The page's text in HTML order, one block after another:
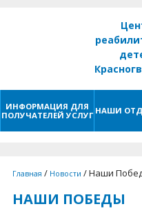
ИНФОРМАЦИЯ ДЛЯ
ПОЛУЧАТЕЛЕЙ УСЛУГ НАШИ
Главная / Новости /Наши
НАШИ ПОБЕДЫ